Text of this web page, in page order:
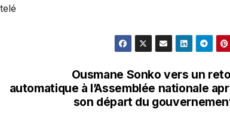
Ousmane Sonko vers un
automatique à l’Assemblée nationale
son départ du